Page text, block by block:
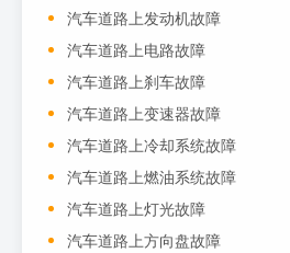
汽车道路上发动机故障
汽车道路上电路故障
汽车道路上刹车故障
汽车道路上变速器故障
汽车道路上冷却系统故障
汽车道路上燃油系统故障
汽车道路上灯光故障
汽车道路上方向盘故障